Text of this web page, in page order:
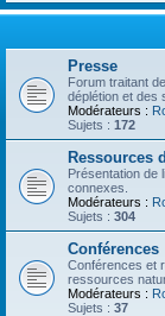
Presse
Forum traitant
déplétion et des
Modérateurs :
Sujets : 172
Ressources
Présentation de
connexes.
Modérateurs :
Sujets : 304
Conférences
Conférences et
ressources
Modérateurs :
Sujets : 37